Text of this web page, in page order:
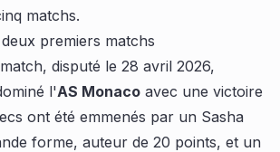
matchs.
premiers matchs
disputé le 28 avril 2026,
l'AS Monaco avec une victoire
ont été emmenés par un Sasha
forme, auteur de 20 points, et un